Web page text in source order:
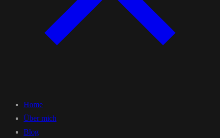
Home
Über mich
Blog